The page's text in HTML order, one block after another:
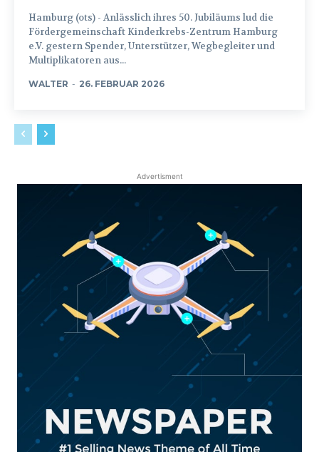
Hamburg (ots) - Anlässlich ihres 50. Jubiläums lud die
Fördergemeinschaft Kinderkrebs-Zentrum Hamburg
e.V. gestern Spender, Unterstützer, Wegbegleiter und
Multiplikatoren aus...
WALTER - 26. FEBRUAR 2026
Advertisment